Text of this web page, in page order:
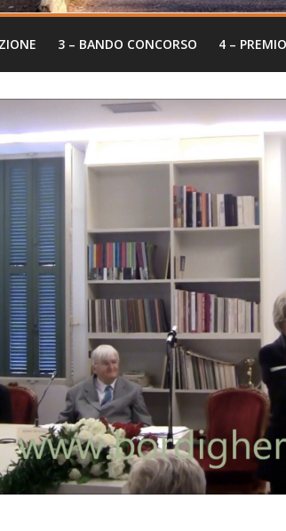
3 – BANDO CONCORSO 4 –